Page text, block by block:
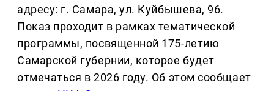
адресу: г. Самара, ул. Куйбышева, 96.
Показ проходит в рамках тематической
программы, посвященной 175-летию
Самарской губернии, которое будет
отмечаться в 2026 году. Об этом сообщает